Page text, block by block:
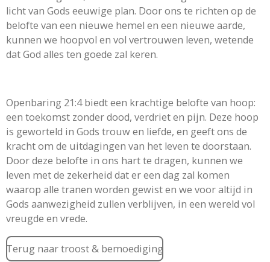
licht van Gods eeuwige plan. Door ons te richten op de
belofte van een nieuwe hemel en een nieuwe aarde,
kunnen we hoopvol en vol vertrouwen leven, wetende
dat God alles ten goede zal keren.
Openbaring 21:4 biedt een krachtige belofte van hoop:
een toekomst zonder dood, verdriet en pijn. Deze hoop
is geworteld in Gods trouw en liefde, en geeft ons de
kracht om de uitdagingen van het leven te doorstaan.
Door deze belofte in ons hart te dragen, kunnen we
leven met de zekerheid dat er een dag zal komen
waarop alle tranen worden gewist en we voor altijd in
Gods aanwezigheid zullen verblijven, in een wereld vol
vreugde en vrede.
Terug naar troost & bemoediging